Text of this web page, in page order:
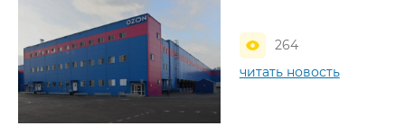
264
читать новость